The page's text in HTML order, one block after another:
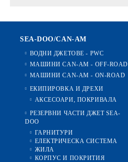
SEA-DOO/CAN-AM
ВОДНИ ДЖЕТОВЕ - PWC
МАШИНИ CAN-AM - OFF-ROAD
МАШИНИ CAN-AM - ON-ROAD
ЕКИПИРОВКА И ДРЕХИ
АКСЕСОАРИ, ПОКРИВАЛА
РЕЗЕРВНИ ЧАСТИ ДЖЕТ SEA-
DOO
ГАРНИТУРИ
ЕЛЕКТРИЧЕСКА СИСТЕМА
ЖИЛА
КОРПУС И ПОКРИТИЯ